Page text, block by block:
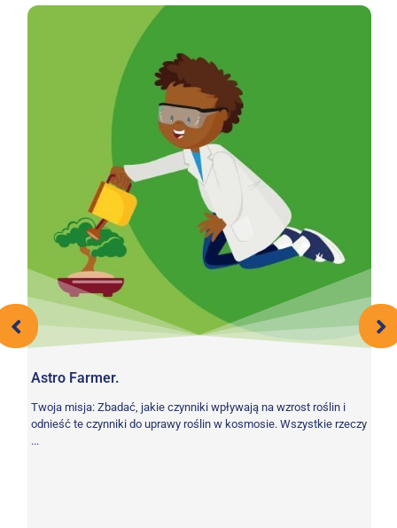
Astro Farmer.
Twoja misja: Zbadać, jakie czynniki wpływają na wzrost roślin i
odnieść te czynniki do uprawy roślin w kosmosie. Wszystkie rzeczy
...